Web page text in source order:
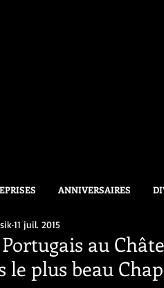
ANNIVERSAIRES
au
le plus beau
11 juil. 2015